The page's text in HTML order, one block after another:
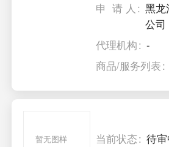
申 请 人
黑龙
公司
代理机构
-
商品/服务列表
暂无图样 当前状态
待审